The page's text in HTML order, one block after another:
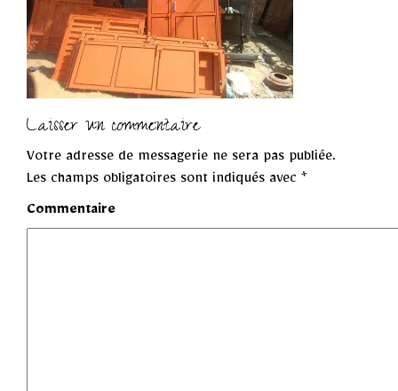
Laisser un commentaire
Votre adresse de messagerie ne sera pas publiée.
Les champs obligatoires sont indiqués avec *
Commentaire